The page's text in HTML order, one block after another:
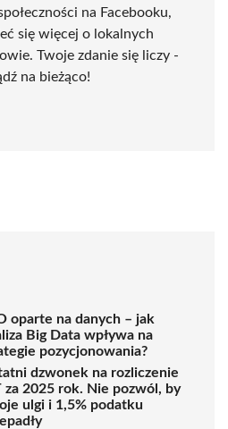
na Facebooku,
się więcej o lokalnych
Twoje zdanie się liczy -
na bieżąco!
oparte na danych – jak
Big Data wpływa na
pozycjonowania?
dzwonek na rozliczenie
za 2025 rok. Nie pozwól, by
ulgi i 1,5% podatku